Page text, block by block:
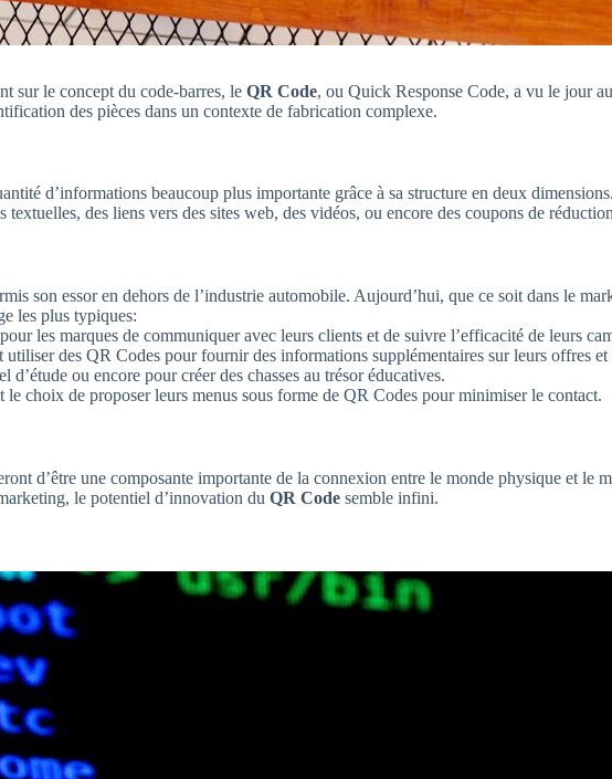
sur le concept du code-barres, le QR Code, ou Quick Response Code, a vu le jour
des pièces dans un contexte de fabrication complexe.
d’informations beaucoup plus importante grâce à sa structure en deux
des liens vers des sites web, des vidéos, ou encore des coupons de
son essor en dehors de l’industrie automobile. Aujourd’hui, que ce soit dans le
les plus typiques:
les marques de communiquer avec leurs clients et de suivre l’efficacité de leurs
des QR Codes pour fournir des informations supplémentaires sur leurs offres et
ou encore pour créer des chasses au trésor éducatives.
choix de proposer leurs menus sous forme de QR Codes pour minimiser le contact.
d’être une composante importante de la connexion entre le monde physique et le
le potentiel d’innovation du QR Code semble infini.